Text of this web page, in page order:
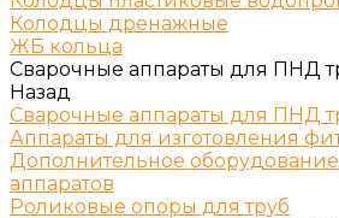
Колодцы дренажные
ЖБ кольца
Сварочные аппараты для ПНД
Назад
Сварочные аппараты для ПНД
Аппараты для изготовления
Дополнительное
аппаратов
Роликовые опоры для труб